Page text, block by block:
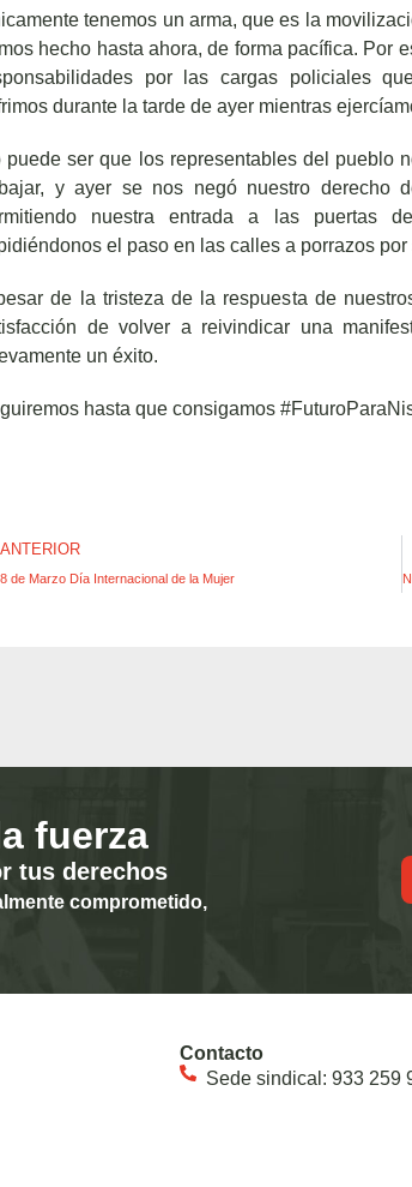
tenemos un arma, que es la
hecho hasta ahora, de forma pacífica.
por las cargas policiales
durante la tarde de ayer mientras
puede ser que los representables del pueblo
y ayer se nos negó nuestro derecho
nuestra entrada a las puertas
el paso en las calles a porrazos
de la tristeza de la respuesta de
de volver a reivindicar una
un éxito.
hasta que consigamos
ANTERIOR
8 de Marzo Día Internacional de la Mujer
fuerza
tus derechos
comprometido,
Contacto
Sede sindical: 933 259